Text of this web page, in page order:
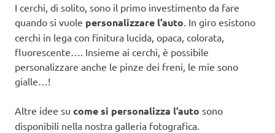
I cerchi, di solito, sono il primo investimento da fare
quando si vuole personalizzare l’auto. In giro esistono
cerchi in lega con finitura lucida, opaca, colorata,
fluorescente…. Insieme ai cerchi, è possibile
personalizzare anche le pinze dei freni, le mie sono
gialle…!
Altre idee su come si personalizza l’auto sono
disponibili nella nostra galleria fotografica.